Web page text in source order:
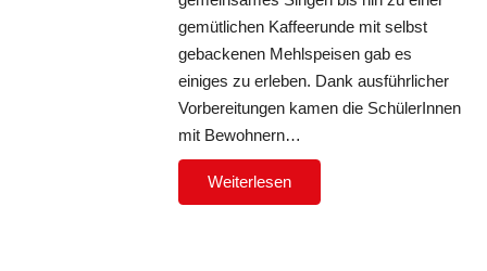
gemütlichen Kaffeerunde mit selbst
gebackenen Mehlspeisen gab es
einiges zu erleben. Dank ausführlicher
Vorbereitungen kamen die SchülerInnen
mit Bewohnern…
Weiterlesen